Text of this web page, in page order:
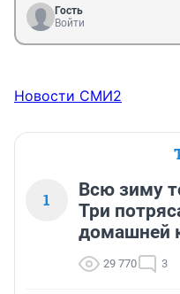
Гость
Войти
Новости СМИ2
1
Всю зиму
Три
домашней
29 770 3